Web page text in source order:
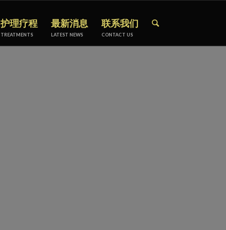
护理疗程
TREATMENTS
最新消息
LATEST NEWS
联系我们
CONTACT US